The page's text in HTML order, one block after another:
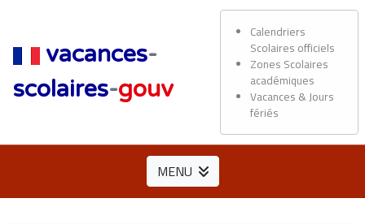
vacances-
scolaires-gouv
Calendriers
Scolaires officiels
Zones Scolaires
académiques
Vacances & Jours
fériés
MENU